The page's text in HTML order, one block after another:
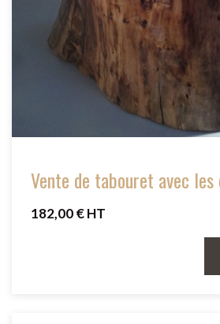
Vente de tabouret avec
182,00 € HT